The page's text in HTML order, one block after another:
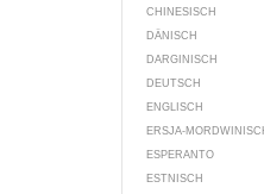
CHINESISCH
DÄNISCH
DARGINISCH
DEUTSCH
ENGLISCH
ERSJA-
ESPERANTO
ESTNISCH